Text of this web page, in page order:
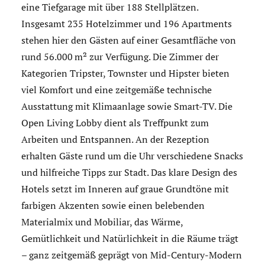
eine Tiefgarage mit über 188 Stellplätzen.
Insgesamt 235 Hotelzimmer und 196 Apartments
stehen hier den Gästen auf einer Gesamtfläche von
rund 56.000 m² zur Verfügung. Die Zimmer der
Kategorien Tripster, Townster und Hipster bieten
viel Komfort und eine zeitgemäße technische
Ausstattung mit Klimaanlage sowie Smart-TV. Die
Open Living Lobby dient als Treffpunkt zum
Arbeiten und Entspannen. An der Rezeption
erhalten Gäste rund um die Uhr verschiedene Snacks
und hilfreiche Tipps zur Stadt. Das klare Design des
Hotels setzt im Inneren auf graue Grundtöne mit
farbigen Akzenten sowie einen belebenden
Materialmix und Mobiliar, das Wärme,
Gemütlichkeit und Natürlichkeit in die Räume trägt
– ganz zeitgemäß geprägt von Mid-Century-Modern